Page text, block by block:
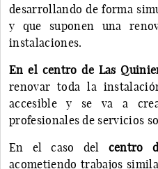
desarrollando de forma
y que suponen una
instalaciones.
En el centro de Las
renovar toda la
accesible y se va a
profesionales de servicios
En el caso del centro
acometiendo trabajos